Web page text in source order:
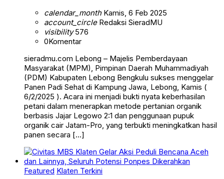
calendar_monthKamis, 6 Feb 2025
account_circleRedaksi SieradMU
visibility576
0Komentar
sieradmu.com Lebong – Majelis Pemberdayaan
Masyarakat (MPM), Pimpinan Daerah Muhammadiyah
(PDM) Kabupaten Lebong Bengkulu sukses menggelar
Panen Padi Sehat di Kampung Jawa, Lebong, Kamis (
6/2/2025 ). Acara ini menjadi bukti nyata keberhasilan
petani dalam menerapkan metode pertanian organik
berbasis Jajar Legowo 2:1 dan penggunaan pupuk
organik cair Jatam-Pro, yang terbukti meningkatkan hasil
panen secara […]
Featured Klaten Terkini